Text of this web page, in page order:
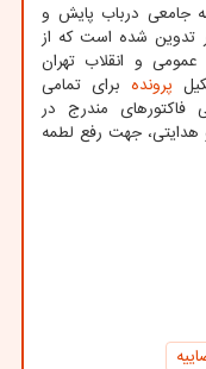
جامعی درباب پایش و
تدوین شده است که از
و انقلاب تهران
پرونده برای تمامی
فاکتورهای مندرج در
هدایتی، جهت رفع لطمه